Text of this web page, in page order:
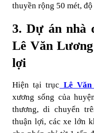
thuyền rộng 50 mét, độ
3. Dự án nhà
Lê Văn
lợi
Hiện tại trục Lê Văn
xương sống của
thương, di chuyển
thuận lợi, các xe lớn